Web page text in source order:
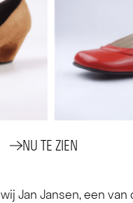
NU TE ZIEN
Jan Jansen, een